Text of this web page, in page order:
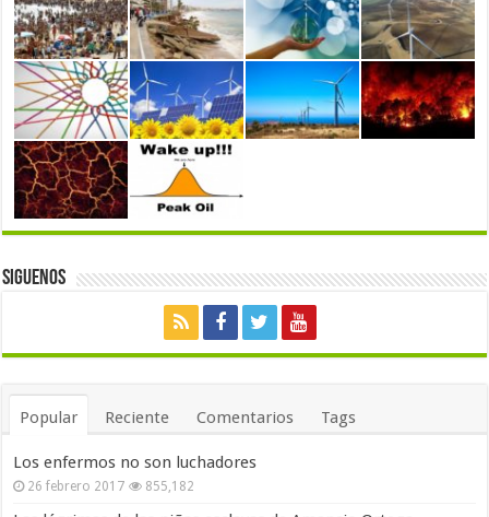
Siguenos
Popular Reciente Comentarios Tags
Los enfermos no son luchadores
26 febrero 2017 855,182